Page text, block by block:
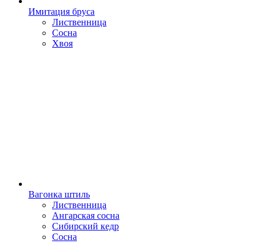
Имитация бруса
Лиственница
Сосна
Хвоя
Вагонка штиль
Лиственница
Ангарская сосна
Сибирский кедр
Сосна